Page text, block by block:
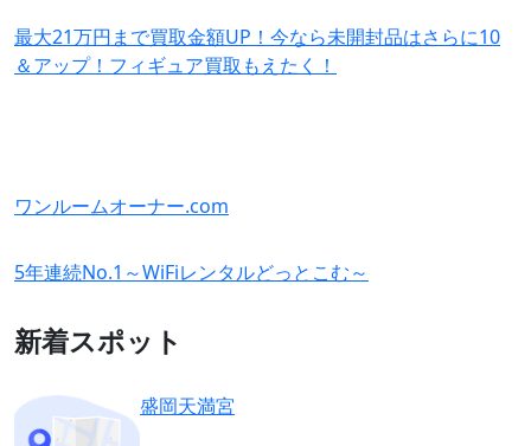
最大21万円まで買取金額UP！今なら未開封品はさらに10
＆アップ！フィギュア買取もえたく！
ワンルームオーナー.com
5年連続No.1～WiFiレンタルどっとこむ～
新着スポット
盛岡天満宮